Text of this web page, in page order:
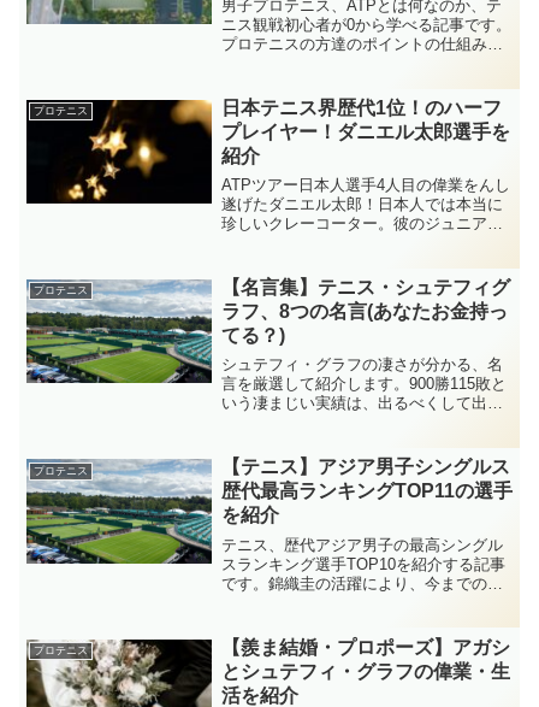
男子プロテニス、ATPとは何なのか、テ
ニス観戦初心者が0から学べる記事です。
プロテニスの方達のポイントの仕組み、
会のポイントを合計する具体例を使って
分かりやすく解説します。
プロテニス
日本テニス界歴代1位！のハーフ
プレイヤー！ダニエル太郎選手を
紹介
ATPツアー日本人選手4人目の偉業をんし
遂げたダニエル太郎！日本人では本当に
珍しいクレーコーター。彼のジュニアか
ートが得意な選手はどのような育ち方、
実績を辿ったのか、ご覧ください。
プロテニス
【名言集】テニス・シュテフィグ
ラフ、8つの名言(あなたお金持っ
てる？)
シュテフィ・グラフの凄さが分かる、名
言を厳選して紹介します。900勝115敗と
いう凄まじい実績は、出るべくして出た
ィ・グラフ世代、シュテフィ・グラフが
好きな方、必見です！
プロテニス
【テニス】アジア男子シングルス
歴代最高ランキングTOP11の選手
を紹介
テニス、歴代アジア男子の最高シングル
スランキング選手TOP10を紹介する記事
です。錦織圭の活躍により、今までのア
なのか？この記事では、各国の英雄と呼
ばれる選手たちを詳しく紹介します。
プロテニス
【羨ま結婚・プロポーズ】アガシ
とシュテフィ・グラフの偉業・生
活を紹介